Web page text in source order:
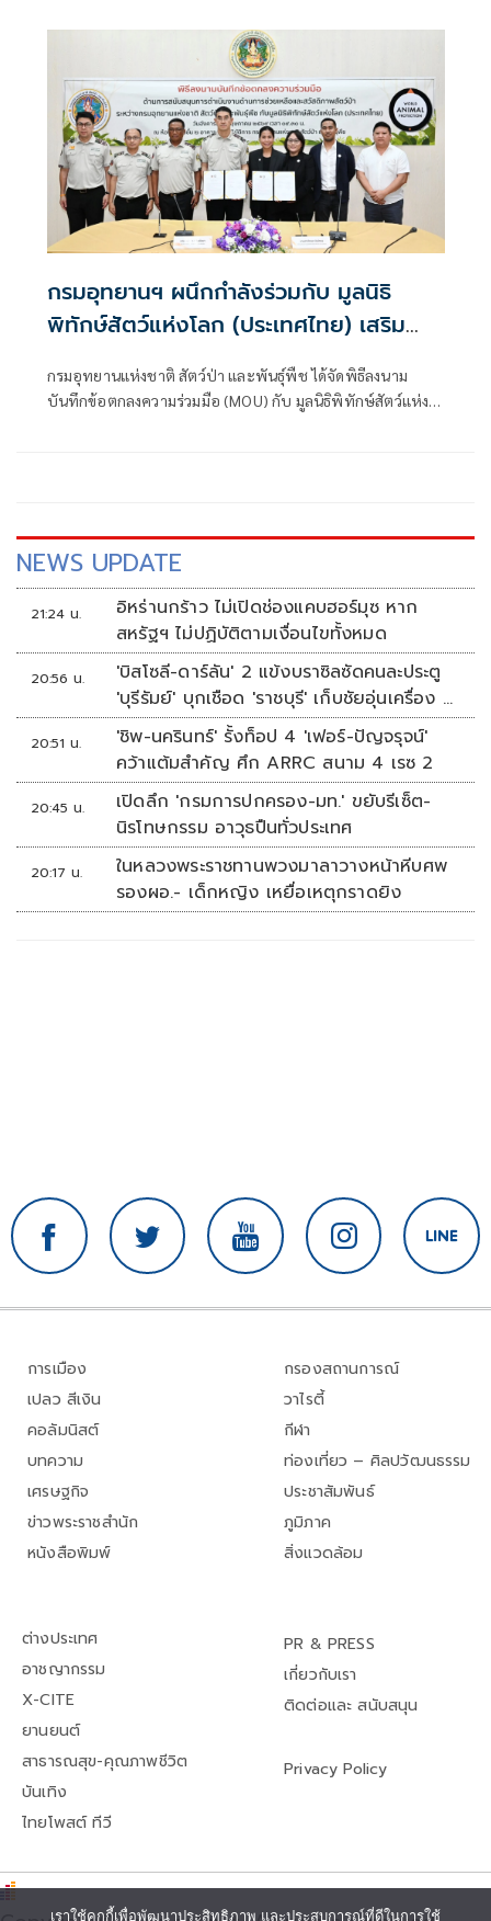
กรมอุทยานฯ ผนึกกำลังร่วมกับ มูลนิธิ
พิทักษ์สัตว์แห่งโลก (ประเทศไทย) เสริม
สร้างสวัสดิภาพและยกระดับการป้องกันการ
ค้าสัตว์ป่า
กรมอุทยานแห่งชาติ สัตว์ป่า และพันธุ์พืช ได้จัดพิธีลงนาม
บันทึกข้อตกลงความร่วมมือ (MOU) กับ มูลนิธิพิทักษ์สัตว์แห่ง
NEWS UPDATE
21:24 น.
อิหร่านกร้าว ไม่เปิดช่องแคบฮอร์มุซ หาก
สหรัฐฯ ไม่ปฏิบัติตามเงื่อนไขทั้งหมด
20:56 น.
'บิสโซลี-ดาร์ลัน' 2 แข้งบราซิลซัดคนละประตู
'บุรีรัมย์' บุกเชือด 'ราชบุรี' เก็บชัยอุ่นเครื่อง 4
นัดรวด
20:51 น.
'ชิพ-นครินทร์' รั้งท็อป 4 'เฟอร์-ปัญจรุจน์'
คว้าแต้มสำคัญ ศึก ARRC สนาม 4 เรซ 2
20:45 น.
เปิดลึก 'กรมการปกครอง-มท.' ขยับรีเซ็ต-
นิรโทษกรรม อาวุธปืนทั่วประเทศ
20:17 น.
ในหลวงพระราชทานพวงมาลาวางหน้าหีบศพ
รองผอ.- เด็กหญิง เหยื่อเหตุกราดยิง
การเมือง
เปลว สีเงิน
คอลัมนิสต์
บทความ
เศรษฐกิจ
ข่าวพระราชสำนัก
หนังสือพิมพ์
กรองสถานการณ์
วาไรตี้
กีฬา
ท่องเที่ยว – ศิลปวัฒนธรรม
ประชาสัมพันธ์
ภูมิภาค
สิ่งแวดล้อม
ต่างประเทศ
อาชญากรรม
X-CITE
ยานยนต์
สาธารณสุข-คุณภาพชีวิต
บันเทิง
ไทยโพสต์ ทีวี
PR & PRESS
เกี่ยวกับเรา
ติดต่อและ สนับสนุน
Privacy Policy
เราใช้คุกกี้เพื่อพัฒนาประสิทธิภาพ และประสบการณ์ที่ดีในการใช้